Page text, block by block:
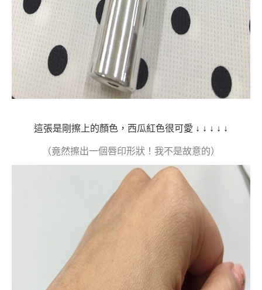
這張是剛擦上的顏色，西瓜紅色很可愛 ↓ ↓ ↓ ↓ ↓
（竟然擦出一個唇印形狀！我不是故意的）